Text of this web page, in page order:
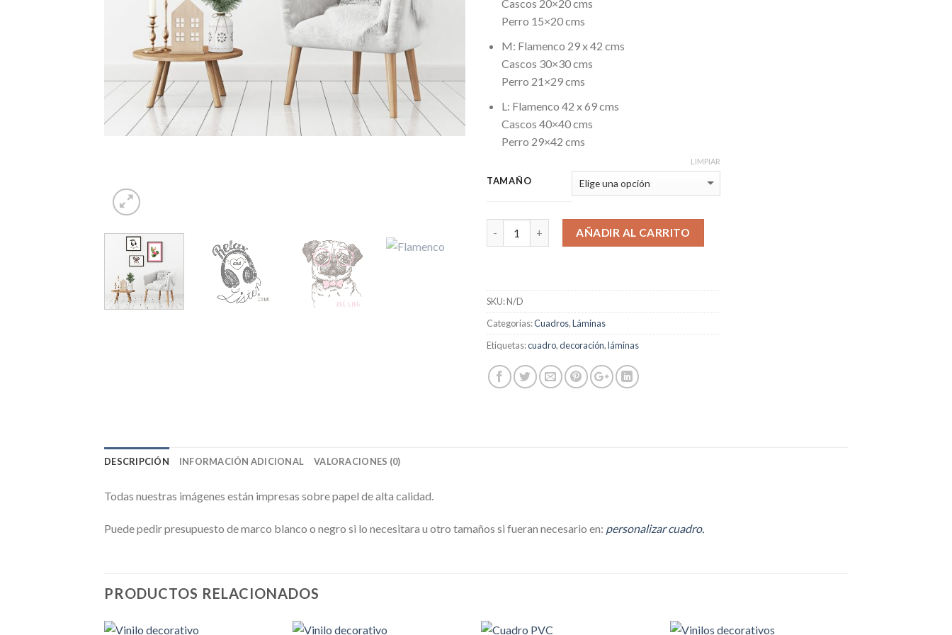
Cascos 20×20 cms
Perro 15×20 cms
M: Flamenco 29 x 42 cms
Cascos 30×30 cms
Perro 21×29 cms
L: Flamenco 42 x 69 cms
Cascos 40×40 cms
Perro 29×42 cms
TAMAÑO
LIMPIAR
AÑADIR AL CARRITO
SKU:N/D
Categorías:Cuadros,Láminas
Etiquetas:cuadro,decoración,láminas
DESCRIPCIÓN INFORMACIÓN ADICIONAL VALORACIONES (0)
Todas nuestras imágenes están impresas sobre papel de alta calidad.
Puede pedir presupuesto de marco blanco o negro si lo necesitara u otro tamaños si fueran necesario en: personalizar cuadro.
PRODUCTOS RELACIONADOS